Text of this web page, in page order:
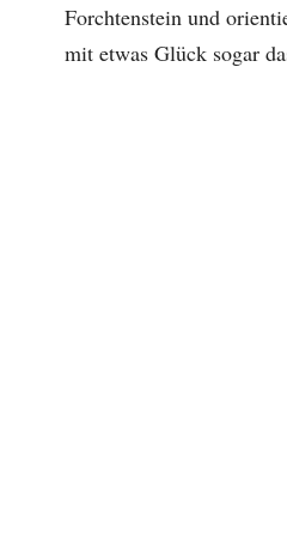
Forchtenstein und
mit etwas Glück sogar